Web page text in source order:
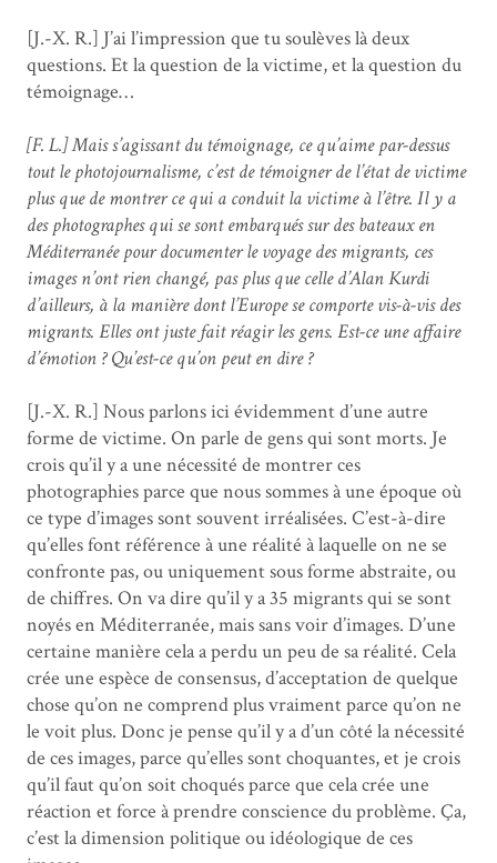
[J.-X. R.] J’ai l’impression que tu soulèves là deux
questions. Et la question de la victime, et la question du
témoignage…
[F. L.] Mais s’agissant du témoignage, ce qu’aime par-dessus
tout le photojournalisme, c’est de témoigner de l’état de victime
plus que de montrer ce qui a conduit la victime à l’être. Il y a
des photographes qui se sont embarqués sur des bateaux en
Méditerranée pour documenter le voyage des migrants, ces
images n’ont rien changé, pas plus que celle d’Alan Kurdi
d’ailleurs, à la manière dont l’Europe se comporte vis-à-vis des
migrants. Elles ont juste fait réagir les gens. Est-ce une affaire
d’émotion ? Qu’est-ce qu’on peut en dire ?
[J.-X. R.] Nous parlons ici évidemment d’une autre
forme de victime. On parle de gens qui sont morts. Je
crois qu’il y a une nécessité de montrer ces
photographies parce que nous sommes à une époque où
ce type d’images sont souvent irréalisées. C’est-à-dire
qu’elles font référence à une réalité à laquelle on ne se
confronte pas, ou uniquement sous forme abstraite, ou
de chiffres. On va dire qu’il y a 35 migrants qui se sont
noyés en Méditerranée, mais sans voir d’images. D’une
certaine manière cela a perdu un peu de sa réalité. Cela
crée une espèce de consensus, d’acceptation de quelque
chose qu’on ne comprend plus vraiment parce qu’on ne
le voit plus. Donc je pense qu’il y a d’un côté la nécessité
de ces images, parce qu’elles sont choquantes, et je crois
qu’il faut qu’on soit choqués parce que cela crée une
réaction et force à prendre conscience du problème. Ça,
c’est la dimension politique ou idéologique de ces